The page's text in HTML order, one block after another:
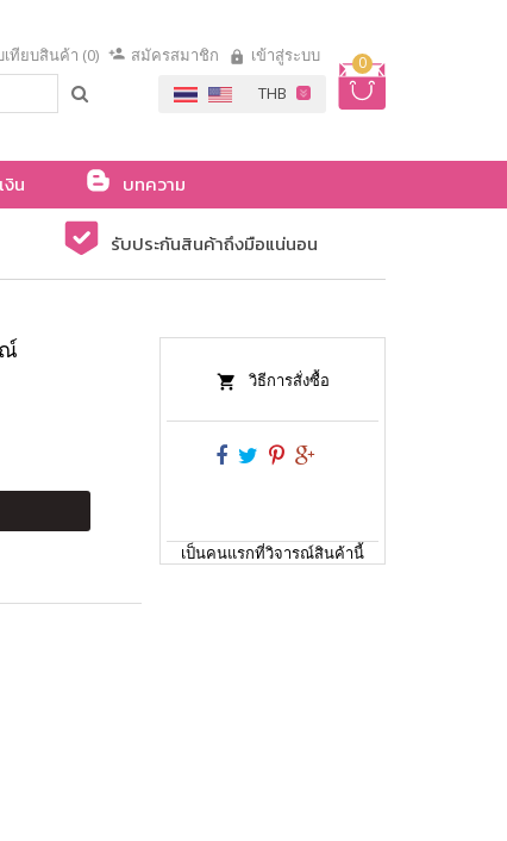
0
เทียบสินค้า (0) สมัครสมาชิก เข้าสู่ระบบ
งิน
บทความ
รับประกันสินค้าถึงมือแน่นอน
วิธีการสั่งซื้อ
เป็นคนแรกที่วิจารณ์สินค้านี้